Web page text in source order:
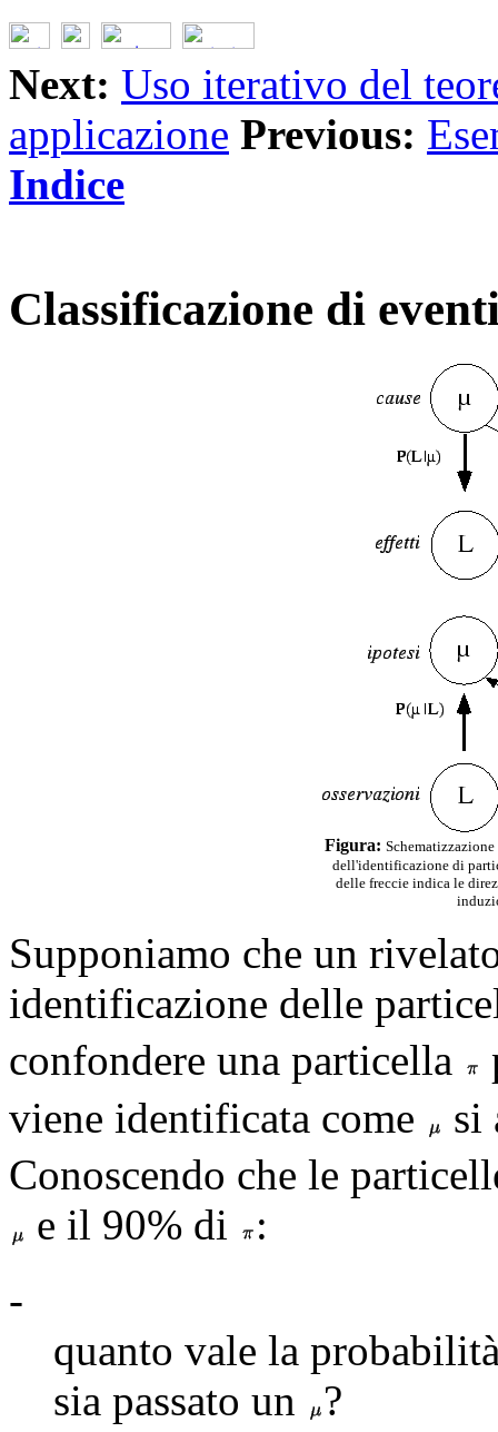
Next: Uso iterativo del
applicazione Previous:
Indice
Classificazione di
Figura:
dell'identificazione di
delle freccie indica le
Supponiamo che un
identificazione delle
confondere una particella
viene identificata come
si
Conoscendo che le
e il 90% di
:
-
quanto vale la
sia passato un
?